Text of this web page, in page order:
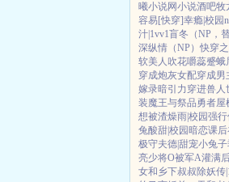
曦小说网小说酒吧牧
容易[快穿]幸瘾|校园
汁|1vv1盲冬（NP，
深纵情（NP）快穿
软美人 吹花嚼蕊蹙蛾
穿成炮灰女配穿成男
嫁录暗引力穿进兽人
装魔王与祭品勇者屋
想被渣燥雨|校园强行
兔酸甜|校园暗恋课后
极守夫德|甜宠小兔子
亮少将O被军A灌满
女和乡下叔叔除妖传